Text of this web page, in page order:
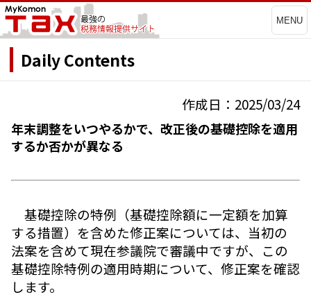
MENU
Daily Contents
作成日：2025/03/24
年末調整をいつやるかで、改正後の基礎控除を適用
するか否かが異なる
基礎控除の特例（基礎控除額に一定額を加算
する措置）を含めた修正案については、当初の
法案を含めて現在参議院で審議中ですが、この
基礎控除特例の適用時期について、修正案を確認
します。